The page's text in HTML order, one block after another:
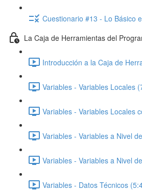
Cuestionario #13 - Lo Básico
La Caja de Herramientas del
Introducción a la Caja de
Variables - Variables Locales
Variables - Variables Locales
Variables - Variables a Nivel
Variables - Variables a Nivel
Variables - Datos Técnicos